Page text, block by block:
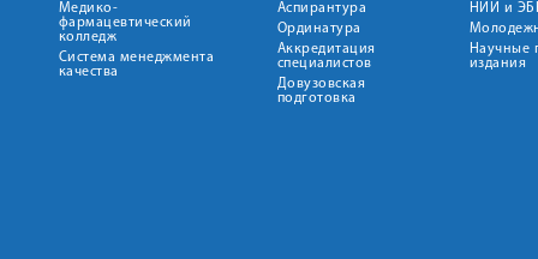
Медико-
фармацевтический
колледж
Система менеджмента
качества
Аспирантура
Ординатура
Аккредитация
специалистов
Довузовская
подготовка
НИИ и
Научные
издания